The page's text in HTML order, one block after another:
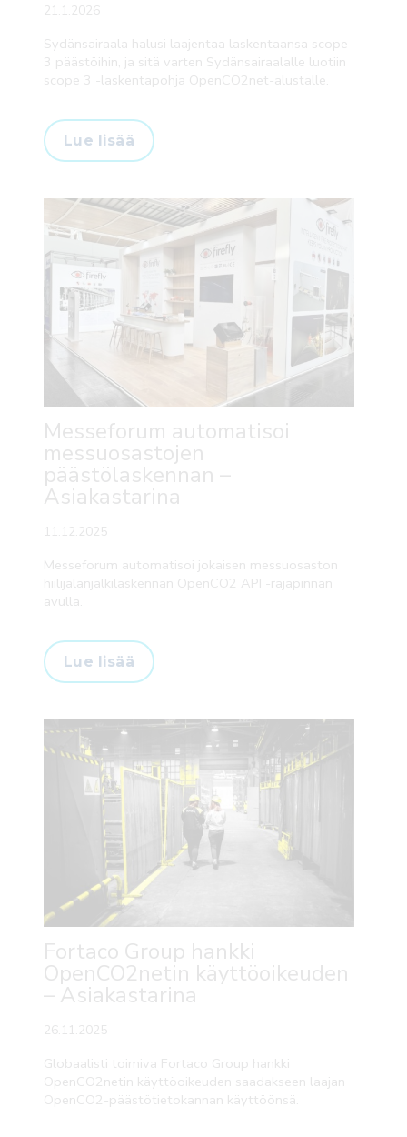
21.1.2026
Sydänsairaala halusi laajentaa laskentaansa scope
3 päästöihin, ja sitä varten Sydänsairaalalle luotiin
scope 3 -laskentapohja OpenCO2net-alustalle.
Lue lisää
Messeforum automatisoi
messuosastojen
päästölaskennan –
Asiakastarina
11.12.2025
Messeforum automatisoi jokaisen messuosaston
hiilijalanjälkilaskennan OpenCO2 API -rajapinnan
avulla.
Lue lisää
Fortaco Group hankki
OpenCO2netin käyttöoikeuden
– Asiakastarina
26.11.2025
Globaalisti toimiva Fortaco Group hankki
OpenCO2netin käyttöoikeuden saadakseen laajan
OpenCO2-päästötietokannan käyttöönsä.